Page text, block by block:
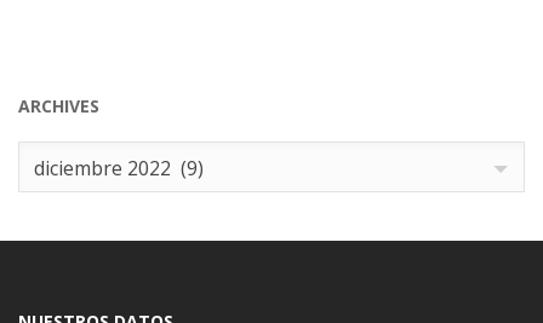
ARCHIVES
Archives
diciembre 2022 (9)